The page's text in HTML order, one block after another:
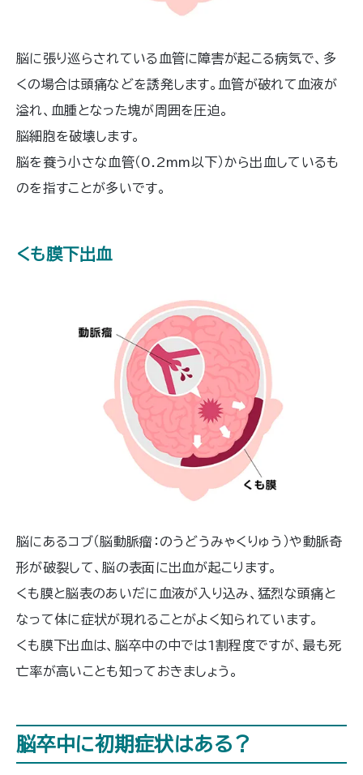
脳に張り巡らされている血管に障害が起こる病気で、多
くの場合は頭痛などを誘発します。血管が破れて血液が
溢れ、血腫となった塊が周囲を圧迫。
脳細胞を破壊します。
脳を養う小さな血管（0.2mm以下）から出血しているも
のを指すことが多いです。
くも膜下出血
脳にあるコブ（脳動脈瘤：のうどうみゃくりゅう）や動脈奇
形が破裂して、脳の表面に出血が起こります。
くも膜と脳表のあいだに血液が入り込み、猛烈な頭痛と
なって体に症状が現れることがよく知られています。
くも膜下出血は、脳卒中の中では1割程度ですが、最も死
亡率が高いことも知っておきましょう。
脳卒中に初期症状はある？